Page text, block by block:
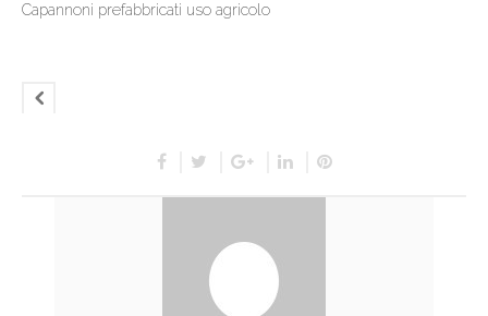
Capannoni prefabbricati uso agricolo